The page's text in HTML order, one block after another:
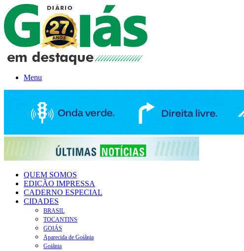
Menu
QUEM SOMOS
EDIÇÃO IMPRESSA
CADERNO ESPECIAL
CIDADES
BRASIL
TOCANTINS
GOIÁS
Aparecida de Goiânia
Goiânia